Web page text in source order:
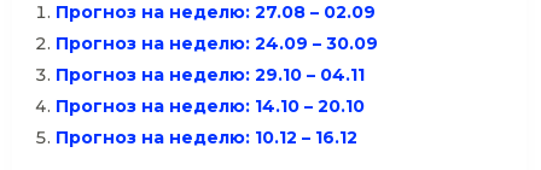
Прогноз на неделю: 27.08 – 02.09
Прогноз на неделю: 24.09 – 30.09
Прогноз на неделю: 29.10 – 04.11
Прогноз на неделю: 14.10 – 20.10
Прогноз на неделю: 10.12 – 16.12